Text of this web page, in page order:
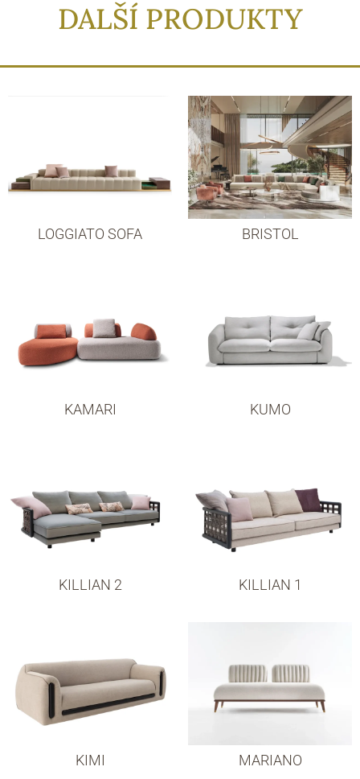
DALŠÍ PRODUKTY
LOGGIATO SOFA BRISTOL
KAMARI KUMO
KILLIAN 2 KILLIAN 1
KIMI MARIANO